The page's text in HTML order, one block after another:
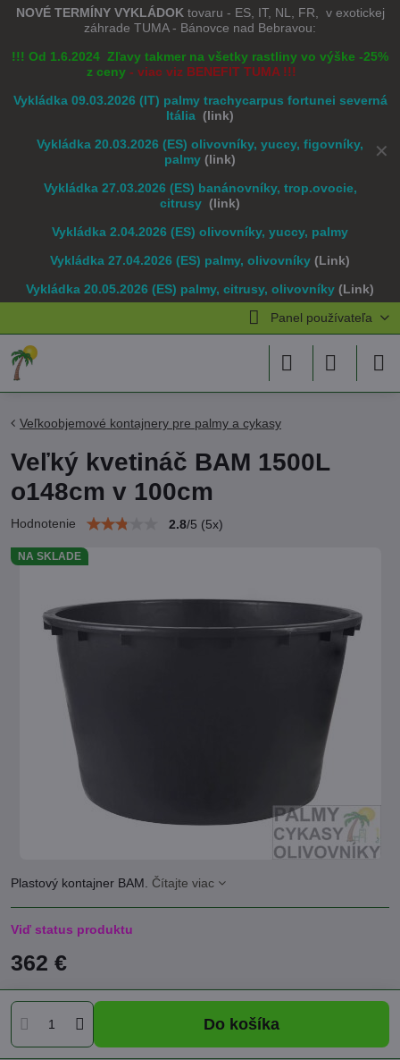
✕
NOVÉ TERMÍNY VYKLÁDOK tovaru - ES, IT, NL, FR, v exotickej
záhrade TUMA - Bánovce nad Bebravou:
!!! Od 1.6.2024 Zľavy takmer na všetky rastliny vo výške -25%
z ceny - viac viz BENEFIT TUMA !!!
Vykládka 09.03.2026 (IT) palmy trachycarpus fortunei severná
Itália (link)
Vykládka 20.03.2026 (ES) olivovníky, yuccy, figovníky,
palmy (link)
Vykládka 27.03.2026 (ES) banánovníky, trop.ovocie,
citrusy (link)
Vykládka 2.04.2026 (ES) olivovníky, yuccy, palmy
Vykládka 27.04.2026 (ES) palmy, olivovníky (Link)
Vykládka 20.05.2026 (ES) palmy, citrusy, olivovníky (Link)
Panel používateľa
NA SKLADE
Veľkoobjemové kontajnery pre palmy a cykasy
Veľký kvetináč BAM 1500L
o148cm v 100cm
Hodnotenie 2.8/5 (5x)
Plastový kontajner BAM. Čítajte viac
Viď status produktu
362 €
Do košíka